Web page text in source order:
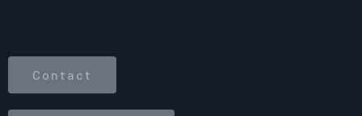
Contact